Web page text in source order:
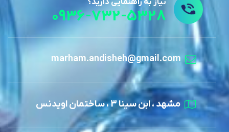
نیاز به راهنمایی دارید؟
0936-732-5328
marham.andisheh@gmail.com
مشهد ، ابن سینا 3 ، ساختمان اویدنس